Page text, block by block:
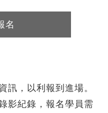
名
訊，以利報到進場。
影紀錄，報名學員需